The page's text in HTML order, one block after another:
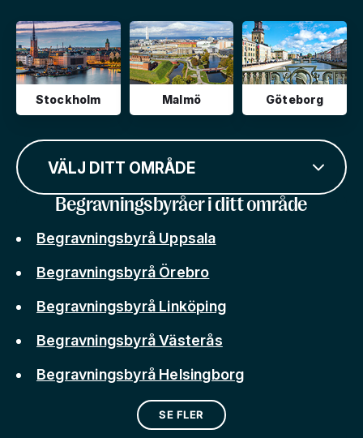
Stockholm Malmö Göteborg
VÄLJ DITT OMRÅDE
Begravningsbyråer i ditt område
Begravningsbyrå Uppsala
Begravningsbyrå Örebro
Begravningsbyrå Linköping
Begravningsbyrå Västerås
Begravningsbyrå Helsingborg
SE FLER